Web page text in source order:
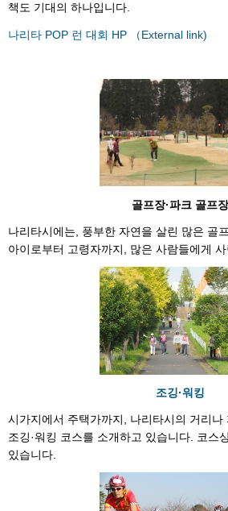
책도 기대의 하나입니다.
나리타 POP 런 대회 HP （External link)
골프장·파크 골프장
나리타시에는, 풍부한 자연을 살린 많은 골
아이로부터 고령자까지, 많은 사람들에게
조깅·워킹
시가지에서 주택가까지, 나리타시의 거리나
조깅·워킹 코스를 소개하고 있습니다. 코스
있습니다.